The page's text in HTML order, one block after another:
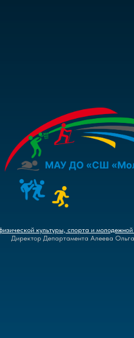
культуры, спорта и
Директор Департамента Алеева